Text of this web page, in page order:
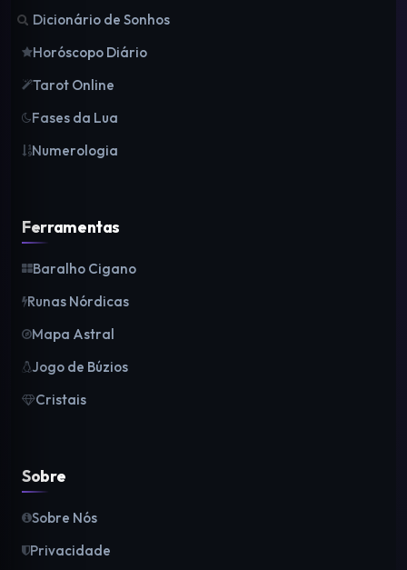
Dicionário de Sonhos
Horóscopo Diário
Tarot Online
Fases da Lua
Numerologia
Ferramentas
Baralho Cigano
Runas Nórdicas
Mapa Astral
Jogo de Búzios
Cristais
Sobre
Sobre Nós
Privacidade